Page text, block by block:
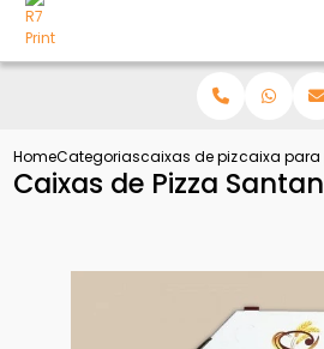
HomeCategoriascaixas de pizzacaixa para
Caixas de Pizza